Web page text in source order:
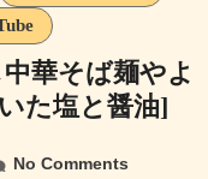
華そば麺やよ
た塩と醤油]
No Comments